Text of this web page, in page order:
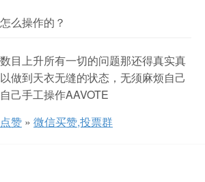
么操作的？
目上升所有一切的问题那还得真实真
做到天衣无缝的状态，无须麻烦自己
己手工操作AAVOTE
赞 » 微信买赞,投票群